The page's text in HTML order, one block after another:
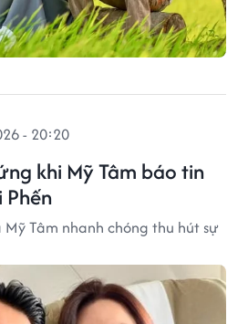
khi Mỹ Tâm báo tin
Phến
- 20:20
Tâm nhanh chóng thu hút sự